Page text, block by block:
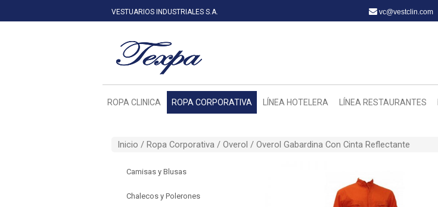
VESTUARIOS INDUSTRIALES S.A. vc@vestclin.com
ROPA CLINICA ROPA CORPORATIVA LÍNEA HOTELERA LÍNEA RESTAURANTES
Inicio / Ropa Corporativa / Overol / Overol Gabardina Con Cinta Reflectante
Camisas y Blusas
Chalecos y Polerones